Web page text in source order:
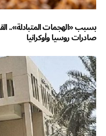
بسبب «الهجمات
صادرات روسيا وأوكرانيا